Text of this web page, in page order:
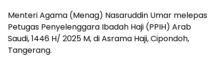
Menteri Agama (Menag) Nasaruddin Umar melepas
Petugas Penyelenggara Ibadah Haji (PPIH) Arab
Saudi, 1446 H/ 2025 M, di Asrama Haji, Cipondoh,
Tangerang.